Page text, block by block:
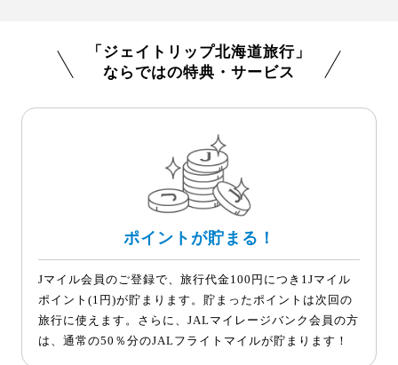
「ジェイトリップ北海道旅行」
ならではの特典・サービス
ポイントが貯まる！
Jマイル会員のご登録で、旅行代金100円につき1Jマイル
ポイント(1円)が貯まります。貯まったポイントは次回の
旅行に使えます。さらに、JALマイレージバンク会員の方
は、通常の50％分のJALフライトマイルが貯まります！